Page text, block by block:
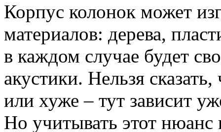
Корпус колонок может
материалов: дерева,
в каждом случае будет
акустики. Нельзя
или хуже – тут зависит
Но учитывать этот